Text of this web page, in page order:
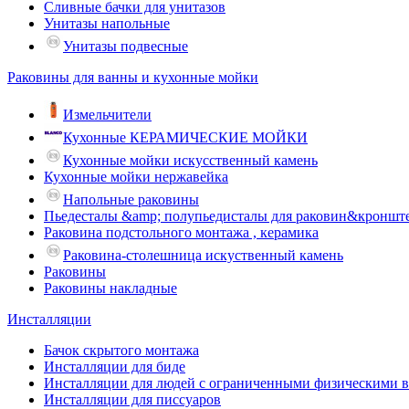
Сливные бачки для унитазов
Унитазы напольные
Унитазы подвесные
Раковины для ванны и кухонные мойки
Измельчители
Кухонные КЕРАМИЧЕСКИЕ МОЙКИ
Кухонные мойки искусственный камень
Кухонные мойки нержавейка
Напольные раковины
Пьедесталы &amp; полупьедисталы для
Раковина подстольного монтажа , керамика
Раковина-столешница искуственный камень
Раковины
Раковины накладные
Инсталляции
Бачок скрытого монтажа
Инсталляции для биде
Инсталляции для людей с ограниченными физическими
Инсталляции для писсуаров